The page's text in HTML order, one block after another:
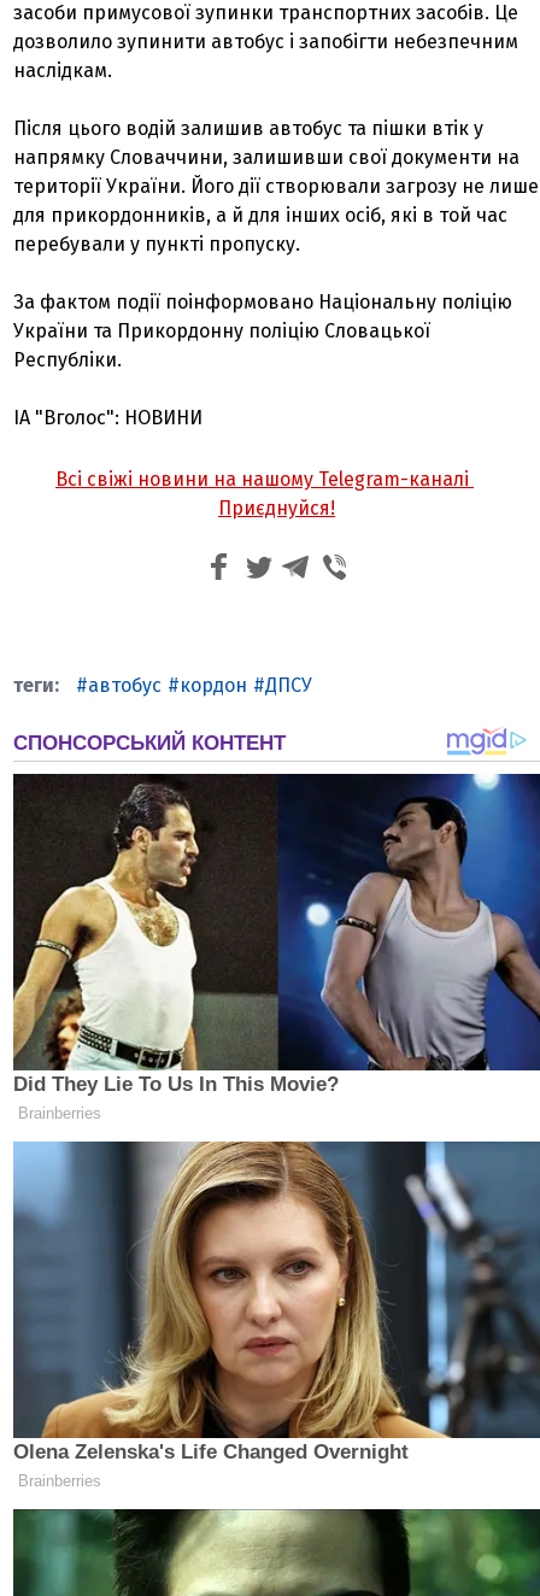
засоби примусової зупинки транспортних засобів. Це
дозволило зупинити автобус і запобігти небезпечним
наслідкам.
Після цього водій залишив автобус та пішки втік у
напрямку Словаччини, залишивши свої документи на
території України. Його дії створювали загрозу не лише
для прикордонників, а й для інших осіб, які в той час
перебували у пункті пропуску.
За фактом події поінформовано Національну поліцію
України та Прикордонну поліцію Словацької
Республіки.
ІА "Вголос": НОВИНИ
Всі свіжі новини на нашому Telegram-каналі
Приєднуйся!
автобус кордон ДПСУ